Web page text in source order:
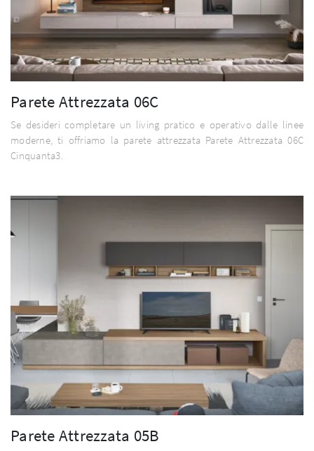
Parete Attrezzata 06C
Se desideri completare un living pratico e operativo dalle linee
moderne, ti offriamo la parete attrezzata Parete Attrezzata 06C
Cinquanta3.
Parete Attrezzata 05B